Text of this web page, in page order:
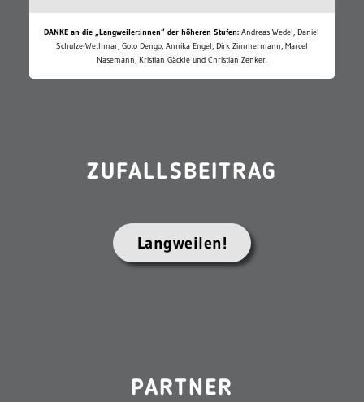
DANKE an die „Langweiler:innen“ der höheren Stufen: Andreas Wedel, Daniel
Schulze-Wethmar, Goto Dengo, Annika Engel, Dirk Zimmermann, Marcel
Nasemann, Kristian Gäckle und Christian Zenker.
ZUFALLSBEITRAG
Langweilen!
PARTNER